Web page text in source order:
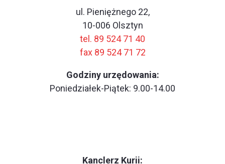
ul. Pieniężnego 22,
10-006 Olsztyn
tel. 89 524 71 40
fax 89 524 71 72
Godziny urzędowania:
Poniedziałek-Piątek: 9.00-14.00
Kanclerz Kurii: